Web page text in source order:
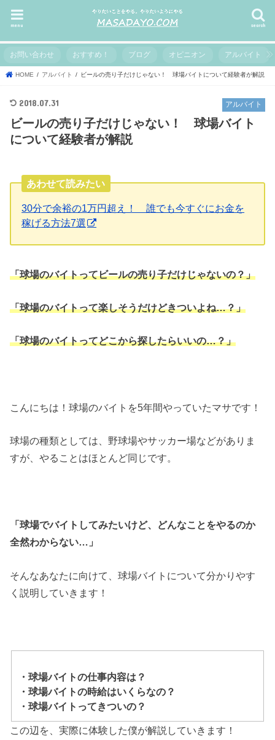
search
menu
お問い合わせ おすすめ！ ブログ オピニオン アルバイト
HOME アルバイト ビールの売り子だけじゃない！ 球場バイトについて経験者が解説
アルバイト
2018.07.31
ビールの売り子だけじゃない！ 球場バイト
について経験者が解説
あわせて読みたい
30分で余裕の1万円超え！ 誰でも今すぐにお金を
稼げる方法7選
「球場のバイトってビールの売り子だけじゃないの？」
「球場のバイトって楽しそうだけどきついよね…？」
「球場のバイトってどこから探したらいいの…？」
こんにちは！球場のバイトを5年間やっていたマサです！
球場の種類としては、野球場やサッカー場などがありま
すが、やることはほとんど同じです。
「球場でバイトしてみたいけど、どんなことをやるのか
全然わからない…」
そんなあなたに向けて、球場バイトについて分かりやす
く説明していきます！
・球場バイトの仕事内容は？
・球場バイトの時給はいくらなの？
・球場バイトってきついの？
この辺を、実際に体験した僕が解説していきます！